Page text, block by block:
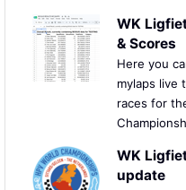
WK
& Scores
Here you
mylaps live
races for
WK
update